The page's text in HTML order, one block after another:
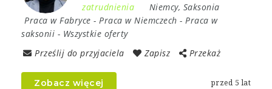
zatrudnienia
Niemcy, Saksonia
Praca w Fabryce - Praca w Niemczech - Praca w
saksonii - Wszystkie oferty
Prześlij do przyjaciela
Zapisz Przekaż
Zobacz więcej przed 5 lat